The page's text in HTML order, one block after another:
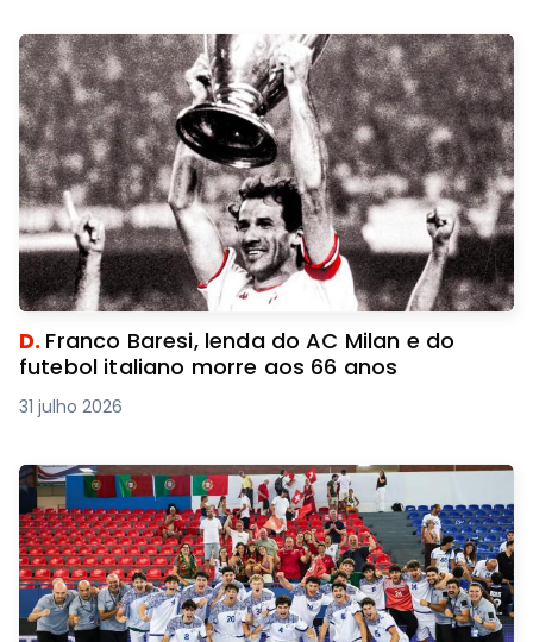
D. Franco Baresi, lenda do AC Milan e do
futebol italiano morre aos 66 anos
31 julho 2026